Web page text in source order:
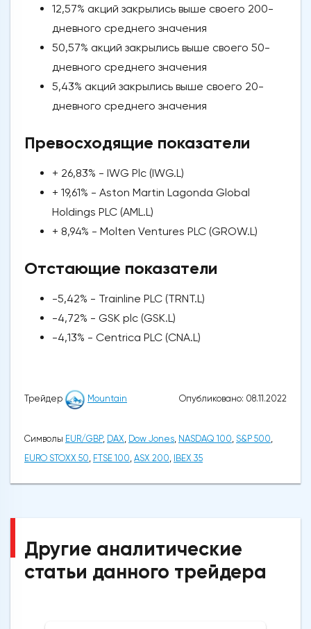
12,57% акций закрылись выше своего 200-
дневного среднего значения
50,57% акций закрылись выше своего 50-
дневного среднего значения
5,43% акций закрылись выше своего 20-
дневного среднего значения
Превосходящие показатели
+ 26,83% - IWG Plc (IWG.L)
+ 19,61% - Aston Martin Lagonda Global
Holdings PLC (AML.L)
+ 8,94% - Molten Ventures PLC (GROW.L)
Отстающие показатели
-5,42% - Trainline PLC (TRNT.L)
-4,72% - GSK plc (GSK.L)
-4,13% - Centrica PLC (CNA.L)
Трейдер Mountain Опубликовано: 08.11.2022
Символы EUR/GBP, DAX Dow Jones NASDAQ 100 S&P 500
EURO STOXX 50 FTSE 100 ASX 200 IBEX 35
Другие аналитические
статьи данного трейдера